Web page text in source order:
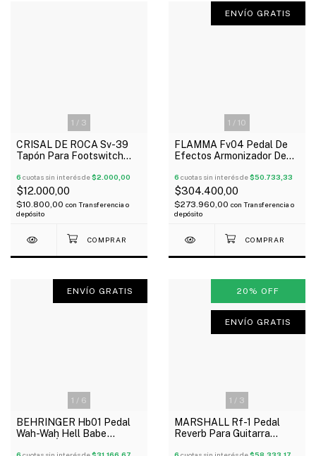
1 / 3
CRISAL DE ROCA Sv-39
Tapón Para Footswitch
6 cuotas sin interés de$2.000,00
$12.000,00
$10.800,00 con Transferencia o
depósito
1 / 10
ENVÍO GRATIS
FLAMMA Fv04 Pedal De
Efectos Armonizador De
6 cuotas sin interés de$50.733,33
$304.400,00
$273.960,00 con Transferencia o
depósito
1 / 6
ENVÍO GRATIS
BEHRINGER Hb01 Pedal
Wah-Wah Hell Babe
1 / 3
20 % OFF
ENVÍO GRATIS
MARSHALL Rf-1 Pedal
Reverb Para Guitarra